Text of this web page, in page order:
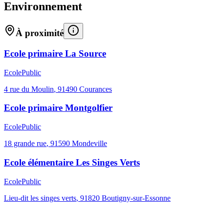
Environnement
À proximité
Ecole primaire La Source
EcolePublic
4 rue du Moulin, 91490 Courances
Ecole primaire Montgolfier
EcolePublic
18 grande rue, 91590 Mondeville
Ecole élémentaire Les Singes Verts
EcolePublic
Lieu-dit les singes verts, 91820 Boutigny-sur-Essonne